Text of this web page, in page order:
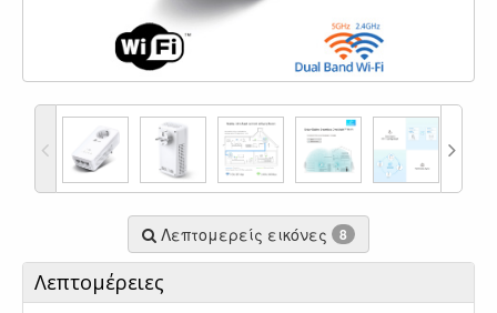
Λεπτομερείς εικόνες 8
Λεπτομέρειες